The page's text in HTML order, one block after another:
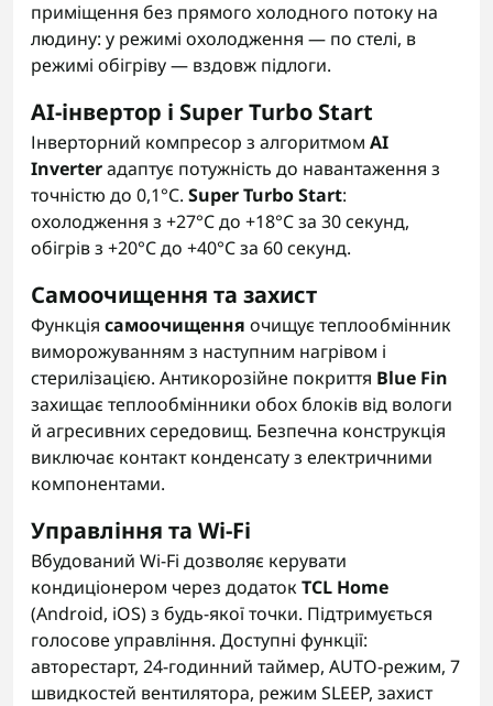
приміщення без прямого холодного потоку на
людину: у режимі охолодження — по стелі, в
режимі обігріву — вздовж підлоги.
AI-інвертор і Super Turbo Start
Інверторний компресор з алгоритмом AI
Inverterадаптує потужність до навантаження з
точністю до 0,1°C. Super Turbo Start:
охолодження з +27°C до +18°C за 30 секунд,
обігрів з +20°C до +40°C за 60 секунд.
Самоочищення та захист
Функція самоочищення очищує теплообмінник
виморожуванням з наступним нагрівом і
стерилізацією. Антикорозійне покриття Blue Fin
захищає теплообмінники обох блоків від вологи
й агресивних середовищ. Безпечна конструкція
виключає контакт конденсату з електричними
компонентами.
Управління та Wi-Fi
Вбудований Wi-Fi дозволяє керувати
кондиціонером через додатокTCL Home
(Android, iOS) з будь-якої точки. Підтримується
голосове управління. Доступні функції:
авторестарт, 24-годинний таймер, AUTO-режим, 7
швидкостей вентилятора, режим SLEEP, захист